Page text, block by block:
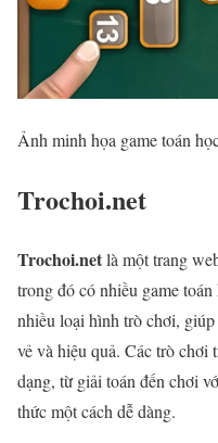
Ảnh minh họa game toán
Trochoi.net
Trochoi.netlà một trang
trong đó có nhiều game
nhiều loại hình trò chơi,
vẻ và hiệu quả. Các trò chơi
dạng, từ giải toán đến chơi
thức một cách dễ dàng.